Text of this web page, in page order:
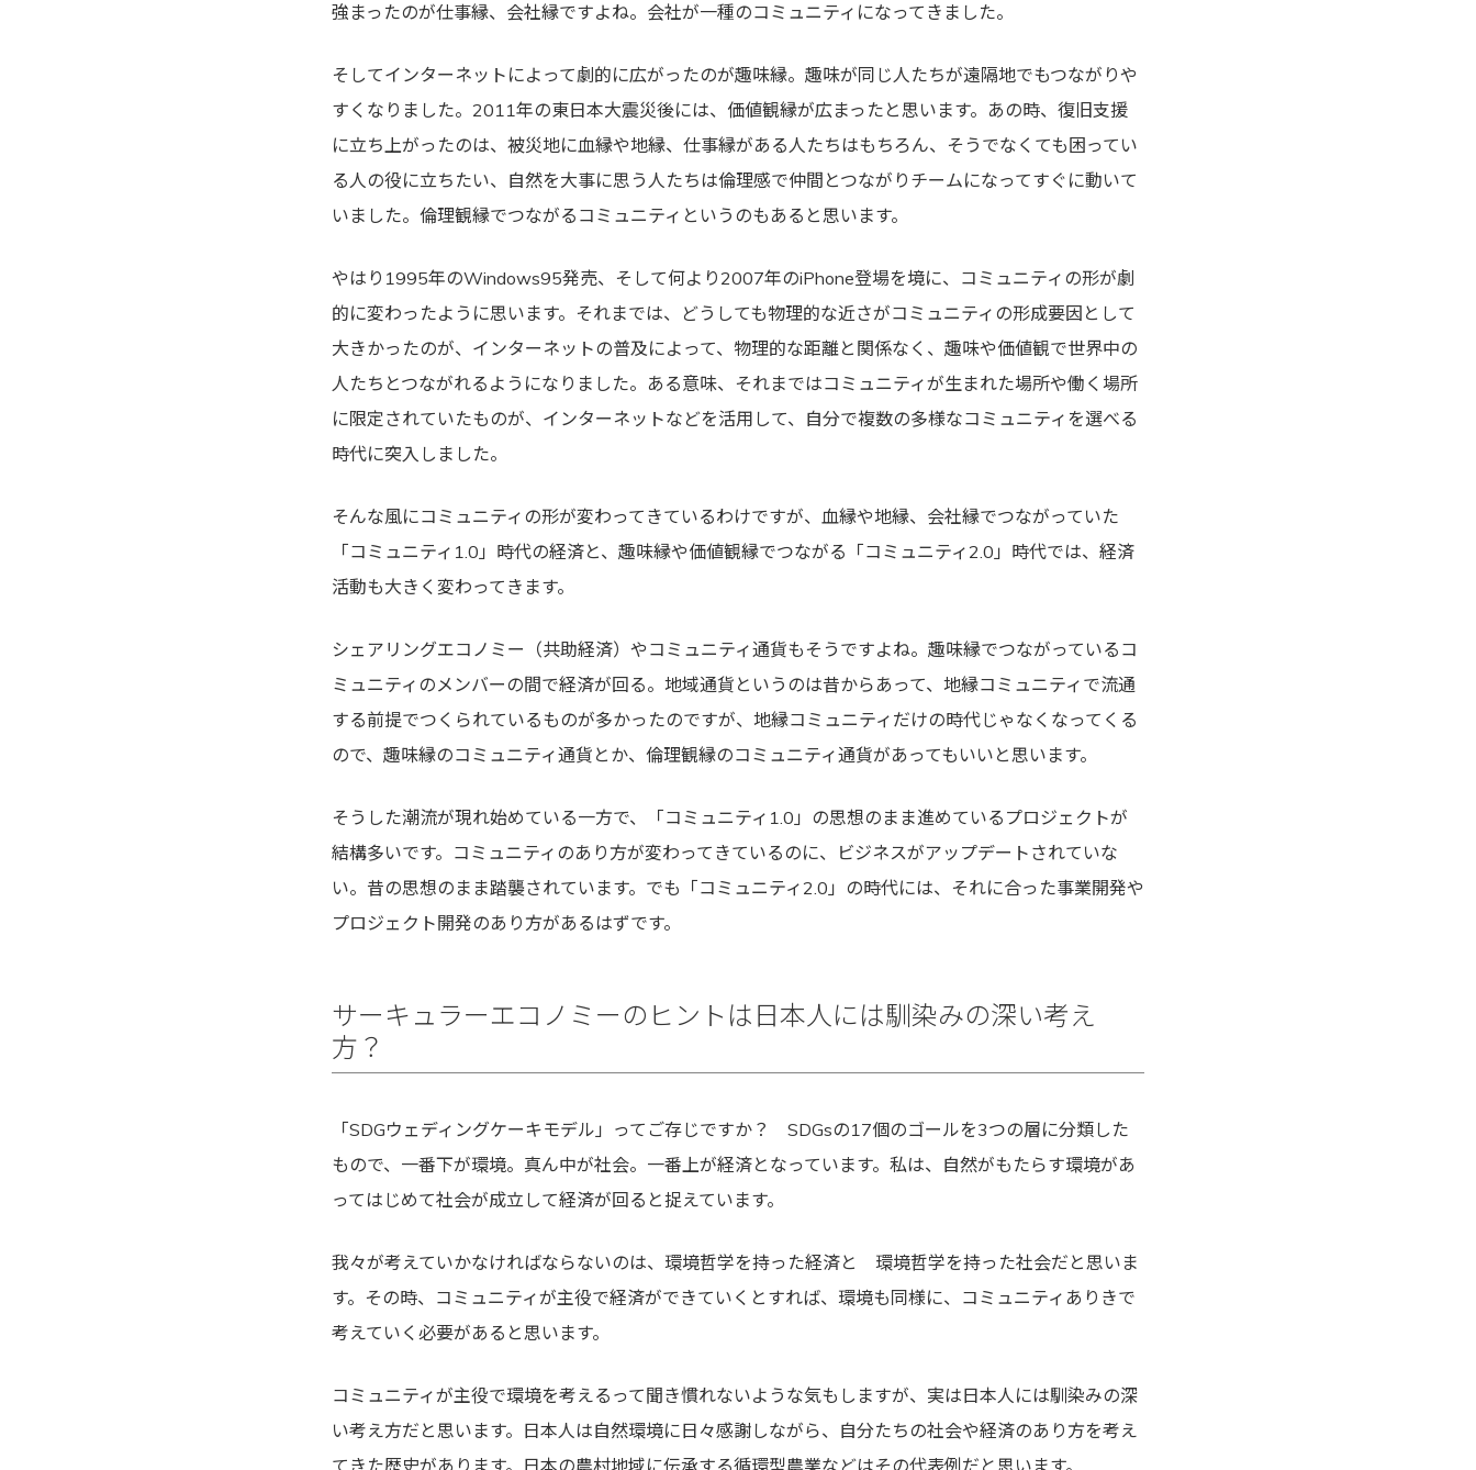
強まったのが仕事縁、会社縁ですよね。会社が一種のコミュニティになってきました。
そしてインターネットによって劇的に広がったのが趣味縁。趣味が同じ人たちが遠隔地でもつながりや
すくなりました。2011年の東日本大震災後には、価値観縁が広まったと思います。あの時、復旧支援
に立ち上がったのは、被災地に血縁や地縁、仕事縁がある人たちはもちろん、そうでなくても困ってい
る人の役に立ちたい、自然を大事に思う人たちは倫理感で仲間とつながりチームになってすぐに動いて
いました。倫理観縁でつながるコミュニティというのもあると思います。
やはり1995年のWindows95発売、そして何より2007年のiPhone登場を境に、コミュニティの形が劇
的に変わったように思います。それまでは、どうしても物理的な近さがコミュニティの形成要因として
大きかったのが、インターネットの普及によって、物理的な距離と関係なく、趣味や価値観で世界中の
人たちとつながれるようになりました。ある意味、それまではコミュニティが生まれた場所や働く場所
に限定されていたものが、インターネットなどを活用して、自分で複数の多様なコミュニティを選べる
時代に突入しました。
そんな風にコミュニティの形が変わってきているわけですが、血縁や地縁、会社縁でつながっていた
「コミュニティ1.0」時代の経済と、趣味縁や価値観縁でつながる「コミュニティ2.0」時代では、経済
活動も大きく変わってきます。
シェアリングエコノミー（共助経済）やコミュニティ通貨もそうですよね。趣味縁でつながっているコ
ミュニティのメンバーの間で経済が回る。地域通貨というのは昔からあって、地縁コミュニティで流通
する前提でつくられているものが多かったのですが、地縁コミュニティだけの時代じゃなくなってくる
ので、趣味縁のコミュニティ通貨とか、倫理観縁のコミュニティ通貨があってもいいと思います。
そうした潮流が現れ始めている一方で、「コミュニティ1.0」の思想のまま進めているプロジェクトが
結構多いです。コミュニティのあり方が変わってきているのに、ビジネスがアップデートされていな
い。昔の思想のまま踏襲されています。でも「コミュニティ2.0」の時代には、それに合った事業開発や
プロジェクト開発のあり方があるはずです。
サーキュラーエコノミーのヒントは日本人には馴染みの深い考え
方？
「SDGウェディングケーキモデル」ってご存じですか？ SDGsの17個のゴールを3つの層に分類した
もので、一番下が環境。真ん中が社会。一番上が経済となっています。私は、自然がもたらす環境があ
ってはじめて社会が成立して経済が回ると捉えています。
我々が考えていかなければならないのは、環境哲学を持った経済と 環境哲学を持った社会だと思いま
す。その時、コミュニティが主役で経済ができていくとすれば、環境も同様に、コミュニティありきで
考えていく必要があると思います。
コミュニティが主役で環境を考えるって聞き慣れないような気もしますが、実は日本人には馴染みの深
い考え方だと思います。日本人は自然環境に日々感謝しながら、自分たちの社会や経済のあり方を考え